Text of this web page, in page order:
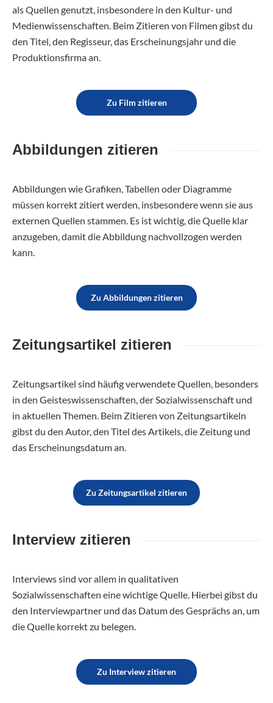
als Quellen genutzt, insbesondere in den Kultur- und
Medienwissenschaften. Beim Zitieren von Filmen gibst du
den Titel, den Regisseur, das Erscheinungsjahr und die
Produktionsfirma an.
Zu Film zitieren
Abbildungen zitieren
Abbildungen wie Grafiken, Tabellen oder Diagramme
müssen korrekt zitiert werden, insbesondere wenn sie aus
externen Quellen stammen. Es ist wichtig, die Quelle klar
anzugeben, damit die Abbildung nachvollzogen werden
kann.
Zu Abbildungen zitieren
Zeitungsartikel zitieren
Zeitungsartikel sind häufig verwendete Quellen, besonders
in den Geisteswissenschaften, der Sozialwissenschaft und
in aktuellen Themen. Beim Zitieren von Zeitungsartikeln
gibst du den Autor, den Titel des Artikels, die Zeitung und
das Erscheinungsdatum an.
Zu Zeitungsartikel zitieren
Interview zitieren
Interviews sind vor allem in qualitativen
Sozialwissenschaften eine wichtige Quelle. Hierbei gibst du
den Interviewpartner und das Datum des Gesprächs an, um
die Quelle korrekt zu belegen.
Zu Interview zitieren